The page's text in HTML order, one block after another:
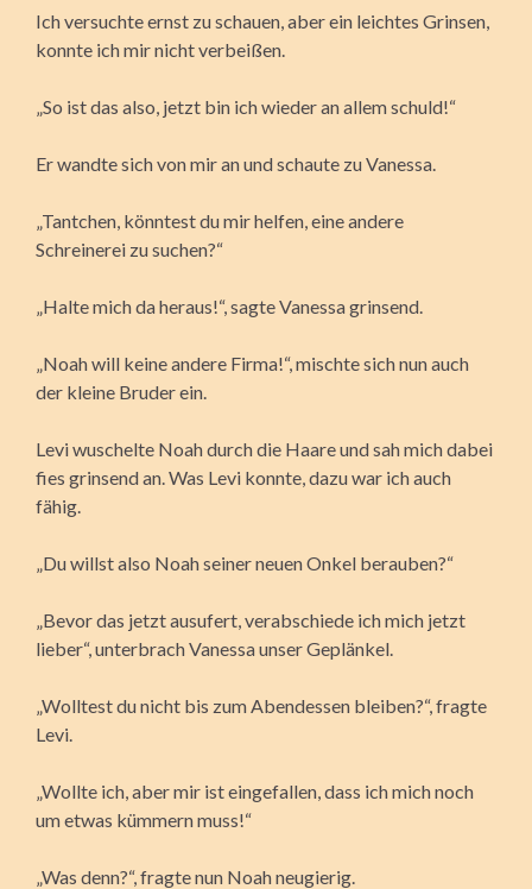
Ich versuchte ernst zu schauen, aber ein leichtes Grinsen,
konnte ich mir nicht verbeißen.
„So ist das also, jetzt bin ich wieder an allem schuld!“
Er wandte sich von mir an und schaute zu Vanessa.
„Tantchen, könntest du mir helfen, eine andere
Schreinerei zu suchen?“
„Halte mich da heraus!“, sagte Vanessa grinsend.
„Noah will keine andere Firma!“, mischte sich nun auch
der kleine Bruder ein.
Levi wuschelte Noah durch die Haare und sah mich dabei
fies grinsend an. Was Levi konnte, dazu war ich auch
fähig.
„Du willst also Noah seiner neuen Onkel berauben?“
„Bevor das jetzt ausufert, verabschiede ich mich jetzt
lieber“, unterbrach Vanessa unser Geplänkel.
„Wolltest du nicht bis zum Abendessen bleiben?“, fragte
Levi.
„Wollte ich, aber mir ist eingefallen, dass ich mich noch
um etwas kümmern muss!“
„Was denn?“, fragte nun Noah neugierig.